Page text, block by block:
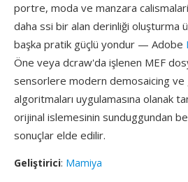
portre, moda ve manzara
daha ssi bir alan derinliği oluşturma
başka pratik güçlü yondur — Adobe
Öne veya dcraw'da işlenen MEF
sensorlere modern demosaicing ve
algoritmaları uygulamasına olanak
orijinal islemesinin sunduggundan
sonuçlar elde edilir.
Geliştirici: Mamiya